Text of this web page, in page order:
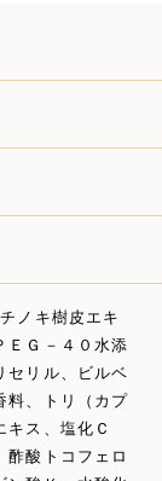
ノキ樹皮エキ
ＥＧ－４０水添
セリル、ビルベ
料、トリ（カプ
キス、塩化Ｃ
酢酸トコフェロ